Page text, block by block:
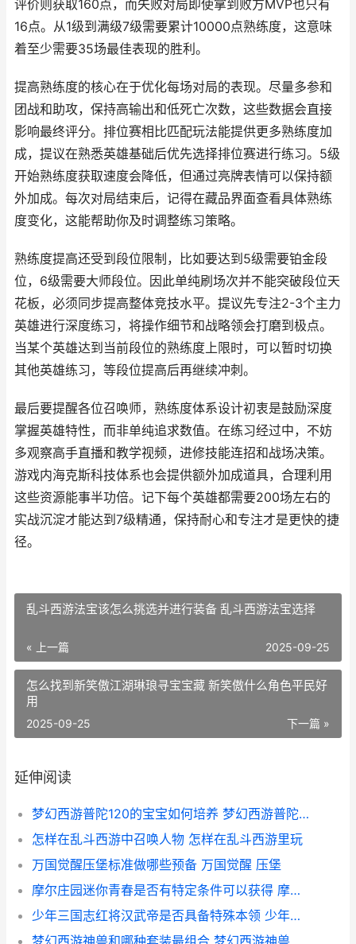
评价则获取160点，而失败对局即使拿到败方MVP也只有
16点。从1级到满级7级需要累计10000点熟练度，这意味
着至少需要35场最佳表现的胜利。
提高熟练度的核心在于优化每场对局的表现。尽量多参和
团战和助攻，保持高输出和低死亡次数，这些数据会直接
影响最终评分。排位赛相比匹配玩法能提供更多熟练度加
成，提议在熟悉英雄基础后优先选择排位赛进行练习。5级
开始熟练度获取速度会降低，但通过亮牌表情可以保持额
外加成。每次对局结束后，记得在藏品界面查看具体熟练
度变化，这能帮助你及时调整练习策略。
熟练度提高还受到段位限制，比如要达到5级需要铂金段
位，6级需要大师段位。因此单纯刷场次并不能突破段位天
花板，必须同步提高整体竞技水平。提议先专注2-3个主力
英雄进行深度练习，将操作细节和战略领会打磨到极点。
当某个英雄达到当前段位的熟练度上限时，可以暂时切换
其他英雄练习，等段位提高后再继续冲刺。
最后要提醒各位召唤师，熟练度体系设计初衷是鼓励深度
掌握英雄特性，而非单纯追求数值。在练习经过中，不妨
多观察高手直播和教学视频，进修技能连招和战场决策。
游戏内海克斯科技体系也会提供额外加成道具，合理利用
这些资源能事半功倍。记下每个英雄都需要200场左右的
实战沉淀才能达到7级精通，保持耐心和专注才是更快的捷
径。
乱斗西游法宝该怎么挑选并进行装备 乱斗西游法宝选择
« 上一篇 2025-09-25
怎么找到新笑傲江湖琳琅寻宝宝藏 新笑傲什么角色平民好
用
下一篇 »
2025-09-25
延伸阅读
梦幻西游普陀120的宝宝如何培养 梦幻西游普陀129厉害吗
怎样在乱斗西游中召唤人物 怎样在乱斗西游里玩
万国觉醒压堡标准做哪些预备 万国觉醒 压堡
摩尔庄园迷你青春是否有特定条件可以获得 摩尔庄园迷你青春摩托车
少年三国志红将汉武帝是否具备特殊本领 少年三国志武将品质排名最新